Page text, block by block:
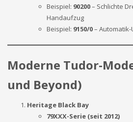
Beispiel: 90200– Schlichte
Handaufzug
Beispiel: 9150/0–
Moderne Tudor-
und Beyond)
Heritage Black Bay
79XXX-Serie (seit 2012)